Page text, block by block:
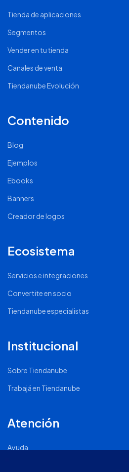
Tienda de aplicaciones
Segmentos
Vender en tu tienda
Canales de venta
Tiendanube Evolución
Contenido
Blog
Ejemplos
Ebooks
Banners
Creador de logos
Ecosistema
Servicios e integraciones
Convertite en socio
Tiendanube especialistas
Institucional
Sobre Tiendanube
Trabajá en Tiendanube
Atención
Ayuda